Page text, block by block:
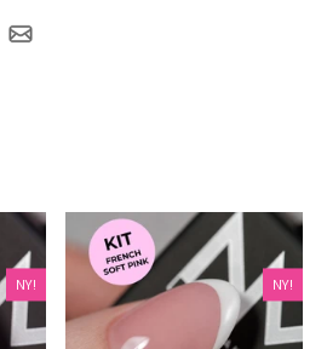
NY! NY!